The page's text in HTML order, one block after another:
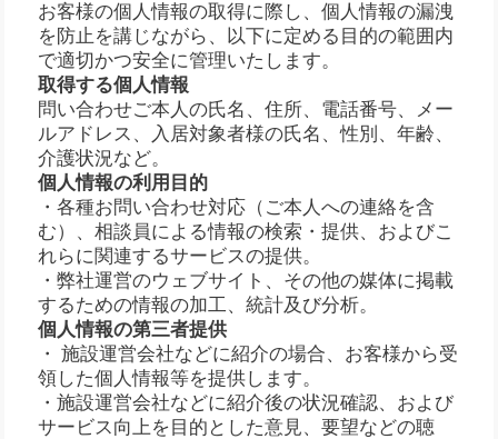
お客様の個人情報の取得に際し、個人情報の漏洩
を防止を講じながら、以下に定める目的の範囲内
で適切かつ安全に管理いたします。
取得する個人情報
問い合わせご本人の氏名、住所、電話番号、メー
ルアドレス、入居対象者様の氏名、性別、年齢、
介護状況など。
個人情報の利用目的
・各種お問い合わせ対応（ご本人への連絡を含
む）、相談員による情報の検索・提供、およびこ
れらに関連するサービスの提供。
・弊社運営のウェブサイト、その他の媒体に掲載
するための情報の加工、統計及び分析。
個人情報の第三者提供
・ 施設運営会社などに紹介の場合、お客様から受
領した個人情報等を提供します。
・施設運営会社などに紹介後の状況確認、および
サービス向上を目的とした意見、要望などの聴